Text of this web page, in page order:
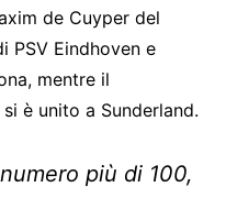
de Cuyper del
PSV Eindhoven e
mentre il
è unito a Sunderland.
più di 100,